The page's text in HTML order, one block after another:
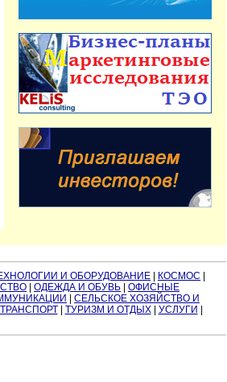
И ОБОРУДОВАНИЕ КОСМОС
ОДЕЖДА И ОБУВЬ
ОФИСНЫЕ
СЕЛЬСКОЕ ХОЗЯЙСТВО И
ТРАНСПОРТ| ТУРИЗМ И ОТДЫХ| УСЛУГИ